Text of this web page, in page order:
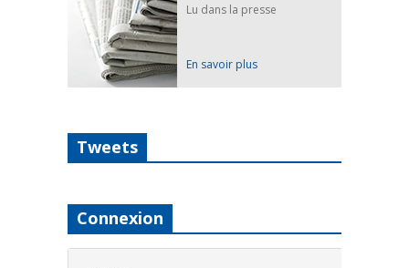
Lu dans la presse
En savoir plus
Tweets
Connexion